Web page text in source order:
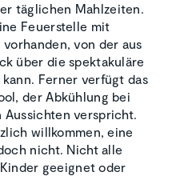
täglichen Mahlzeiten.
Feuerstelle mit
von der aus
über die spektakuläre
Ferner verfügt das
der Abkühlung bei
Aussichten verspricht.
willkommen, eine
nicht. Nicht alle
geeignet oder